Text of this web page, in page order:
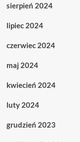
sierpień 2024
lipiec 2024
czerwiec 2024
maj 2024
kwiecień 2024
luty 2024
grudzień 2023